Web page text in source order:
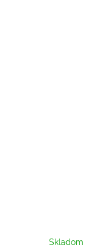
Skladom